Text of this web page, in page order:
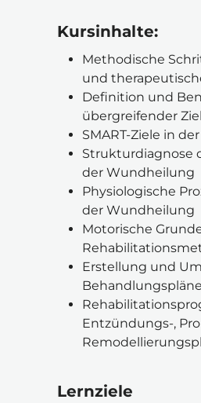
Kursinhalte:
Methodische
und
Definition und
übergreifender
SMART-Ziele in
Strukturdiagnose
der Wundheilung
Physiologische
der Wundheilung
Motorische
Erstellung und
Behandlungspläne
Entzündungs-,
Lernziele